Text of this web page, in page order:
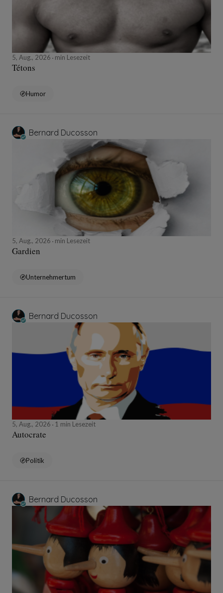
5, Aug., 2026 min Lesezeit
Tétons
Humor
Bernard Ducosson
5, Aug., 2026 min Lesezeit
Gardien
Unternehmertum
Bernard Ducosson
5, Aug., 2026 1 min Lesezeit
Autocrate
Politik
Bernard Ducosson